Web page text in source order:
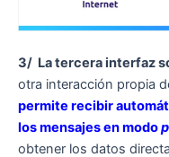
3/ La tercera interfaz
otra interacción propia
permite recibir
los mensajes en modo
obtener los datos